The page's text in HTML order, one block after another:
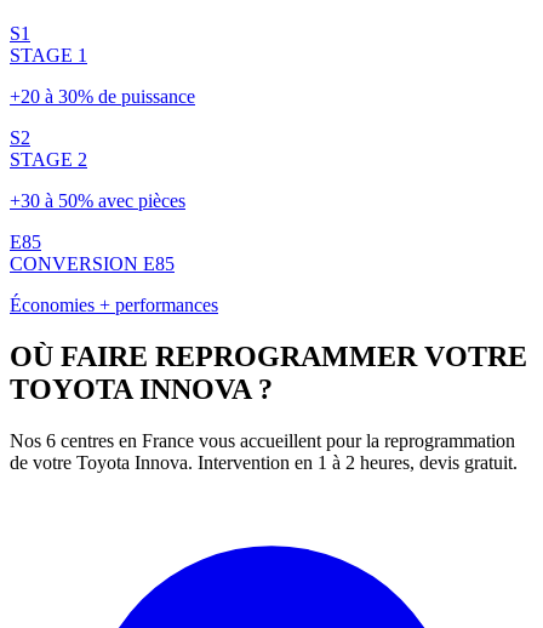
S1
STAGE 1
+20 à 30% de puissance
S2
STAGE 2
+30 à 50% avec pièces
E85
CONVERSION E85
Économies + performances
OÙ FAIRE REPROGRAMMER VOTRE
TOYOTA INNOVA ?
Nos 6 centres en France vous accueillent pour la reprogrammation
de votre Toyota Innova. Intervention en 1 à 2 heures, devis gratuit.